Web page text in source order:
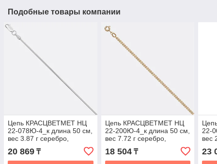
Подобные товары компании
Цепь КРАСЦВЕТМЕТ НЦ
22-078Ю-4_к длина 50 см,
вес 3.87 г серебро,
плетение снейк
20 869 ₸
Цепь КРАСЦВЕТМЕТ НЦ
22-200Ю-4_к длина 50 см,
вес 7.72 г серебро,
плетение нонна
18 504₸
22-
вес
23